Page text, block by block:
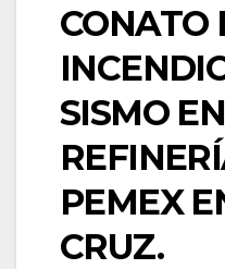
CONATO
SISMO
PEMEX
CRUZ.